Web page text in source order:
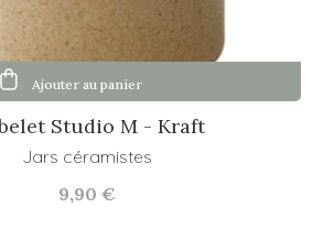
Studio M - Kraft
Jars céramistes
9,90 €
Ajouter au panier